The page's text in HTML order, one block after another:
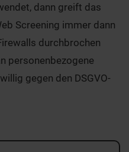
dann greift das
Screening immer dann
durchbrochen
personenbezogene
gegen den DSGVO-